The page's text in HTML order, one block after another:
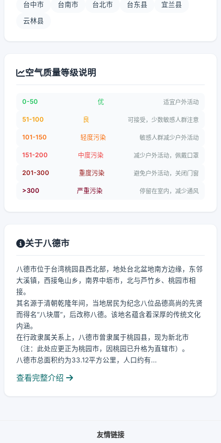
台中市 台南市 台北市 台东县 宜兰县
云林县
空气质量等级说明
0-50 优 适宜户外活动
51-100 良 可接受，少数敏感人群注意
101-150 轻度污染 敏感人群减少户外活动
151-200 中度污染 减少户外活动，佩戴口罩
201-300 重度污染 避免户外活动，关闭门窗
>300 严重污染 停留在室内，减少通风
关于八德市
八德市位于台湾桃园县西北部，地处台北盆地南方边缘，东邻
大溪镇，西接龟山乡，南界中坜市，北与芦竹乡、桃园市相
接。
其名源于清朝乾隆年间，当地居民为纪念八位品德高尚的先贤
而得名“八块厝”，后改称八德。该地名蕴含着深厚的传统文化
内涵。
在行政隶属关系上，八德市曾隶属于桃园县，现为新北市
（注：此处应更正为桃园市，因桃园已升格为直辖市）。
八德市总面积约为33.12平方公里，人口约有...
查看完整介绍
友情链接